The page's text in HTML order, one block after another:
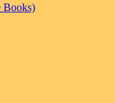
Books)